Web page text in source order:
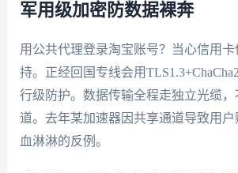
军用级加密防数据裸奔
用公共代理登录淘宝账号？当心信用
持。正经回国专线会用
行级防护。数据传输全程走独立光缆
道。去年某加速器因共享通道导致用
血淋淋的反例。